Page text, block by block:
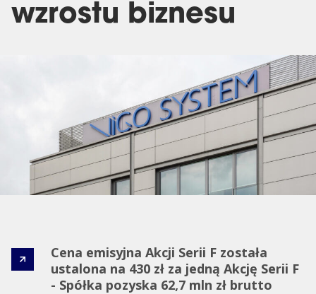
wzrostu biznesu
Cena emisyjna Akcji Serii F została
ustalona na 430 zł za jedną Akcję Serii F
- Spółka pozyska 62,7 mln zł brutto